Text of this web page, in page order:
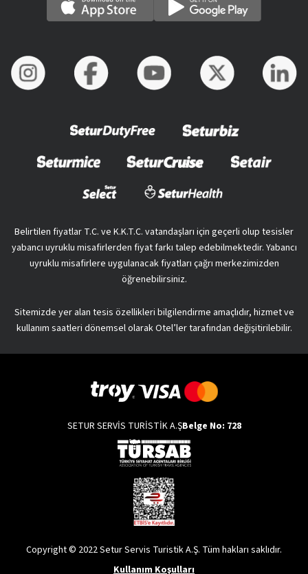
Belirtilen fiyatlar T.C. ve K.K.T.C. vatandaşları için geçerli olup tesisler
yabancı uyruklu misafirlerden fiyat farkı talep edebilmektedir. Yabancı
uyruklu misafirlere uygulanacak fiyatları çağrı merkezimizden
öğrenebilirsiniz.
Sitemizde yer alan tesis özellikleri bilgilendirme amaçlıdır, hizmet ve
kullanım saatleri dönemsel olarak Otel’ler tarafından değişitirilebilir.
SETUR SERVİS TURİSTİK A.ŞBelge No: 728
Copyright © 2022 Setur Servis Turistik A.Ş. Tüm hakları saklıdır.
Kullanım Koşulları